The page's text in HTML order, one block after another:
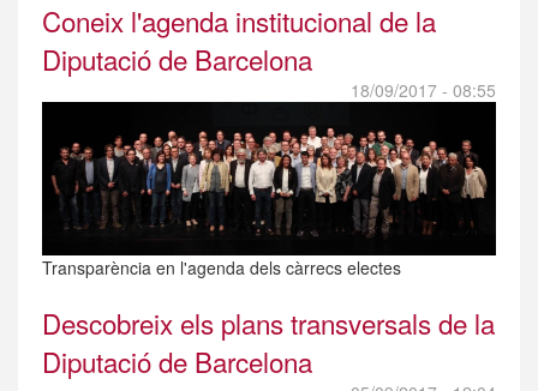
Coneix l'agenda institucional de la
Diputació de Barcelona
18/09/2017 - 08:55
Transparència en l'agenda dels càrrecs electes
Descobreix els plans transversals de la
Diputació de Barcelona